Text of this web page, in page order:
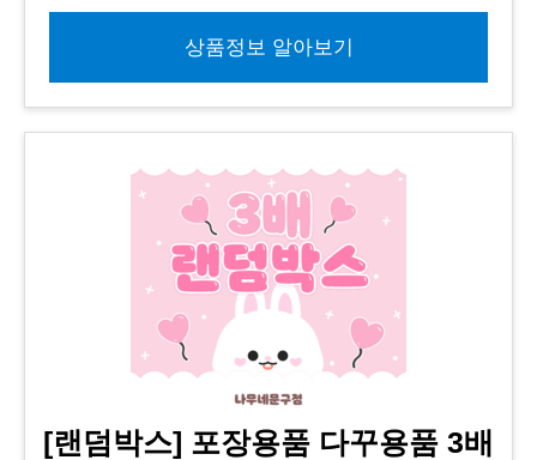
상품정보 알아보기
[랜덤박스] 포장용품 다꾸용품 3배